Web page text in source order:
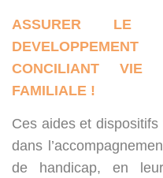
ASSURER LE
CONCILIANT VIE
FAMILIALE !
Ces aides et
dans
de handicap, en